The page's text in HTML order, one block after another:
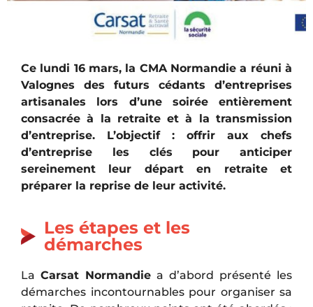
Ce lundi 16 mars, la CMA Normandie a réuni à
Valognes des futurs cédants d’entreprises
artisanales lors d’une soirée entièrement
consacrée à la retraite et à la transmission
d’entreprise. L’objectif : offrir aux chefs
d’entreprise les clés pour anticiper
sereinement leur départ en retraite et
préparer la reprise de leur activité.
Les étapes et les
démarches
La Carsat Normandie a d’abord présenté les
démarches incontournables pour organiser sa